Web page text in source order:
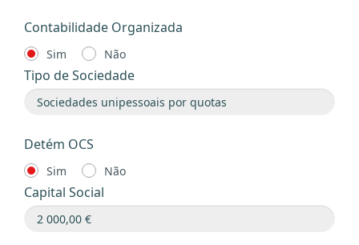
Contabilidade Organizada
Sim Não
Tipo de Sociedade
Detém OCS
Sim Não
Capital Social